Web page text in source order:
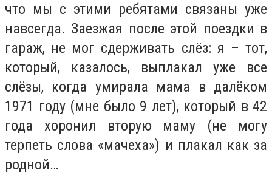
что мы с этими ребятами связаны уже
навсегда. Заезжая после этой поездки в
гараж, не мог сдерживать слёз: я – тот,
который, казалось, выплакал уже все
слёзы, когда умирала мама в далёком
1971 году (мне было 9 лет), который в 42
года хоронил вторую маму (не могу
терпеть слова «мачеха») и плакал как за
родной…